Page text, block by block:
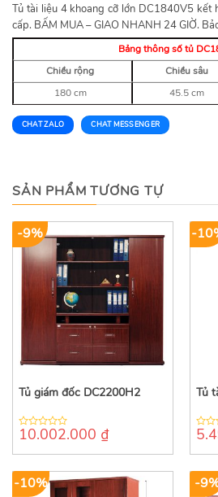
Tủ tài liệu 4 khoang cỡ lớn DC1840V5 kết
cấp. BẤM MUA – GIAO NHANH 24 GIỜ.
Bảng thông số tủ
Chiều rộng
Chiều sâu
180 cm
45.5 cm
CHAT ZALO CHAT MESSENGER
SẢN PHẨM TƯƠNG TỰ
-9%
Tủ giám đốc DC2200H2
0
of
10.002.000 ₫
-
Tủ
0
of
-10% -